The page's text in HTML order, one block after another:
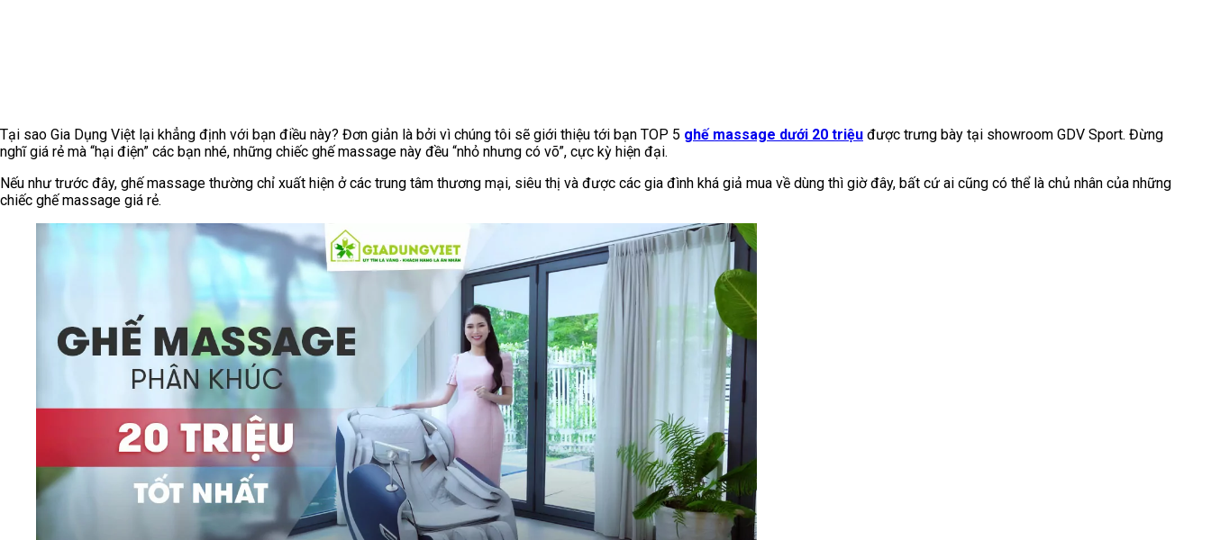
Tại sao Gia Dụng Việt lại khẳng định với bạn điều này? Đơn giản là bởi vì chúng tôi sẽ giới thiệu tới bạn TOP 5 ghế massage dưới 20 triệu được trưng bày tại showroom GDV Sport. Đừng
nghĩ giá rẻ mà “hại điện” các bạn nhé, những chiếc ghế massage này đều “nhỏ nhưng có võ”, cực kỳ hiện đại.
Nếu như trước đây, ghế massage thường chỉ xuất hiện ở các trung tâm thương mại, siêu thị và được các gia đình khá giả mua về dùng thì giờ đây, bất cứ ai cũng có thể là chủ nhân của những
chiếc ghế massage giá rẻ.